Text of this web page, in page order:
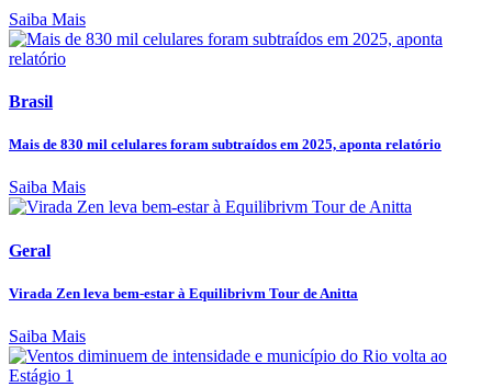
Saiba Mais
Brasil
Mais de 830 mil celulares foram subtraídos em 2025, aponta relatório
Saiba Mais
Geral
Virada Zen leva bem-estar à Equilibrivm Tour de Anitta
Saiba Mais